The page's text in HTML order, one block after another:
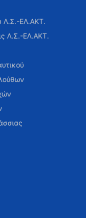
Λ.Σ.-ΕΛ.ΑΚΤ.
Λ.Σ.-ΕΛ.ΑΚΤ.